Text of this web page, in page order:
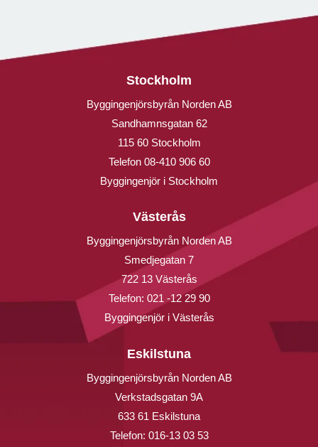
Stockholm
Byggingenjörsbyrån Norden AB
Sandhamnsgatan 62
115 60 Stockholm
Telefon 08-410 906 60
Byggingenjör i Stockholm
Västerås
Byggingenjörsbyrån Norden AB
Smedjegatan 7
722 13 Västerås
Telefon: 021 -12 29 90
Byggingenjör i Västerås
Eskilstuna
Byggingenjörsbyrån Norden AB
Verkstadsgatan 9A
633 61 Eskilstuna
Telefon: 016-13 03 53